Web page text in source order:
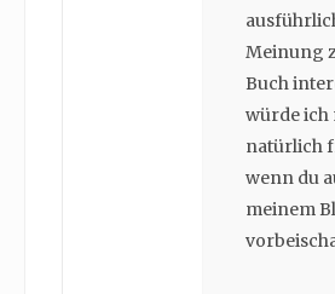
Meinung
Buch
würde ich
natürlich
wenn du
meinem